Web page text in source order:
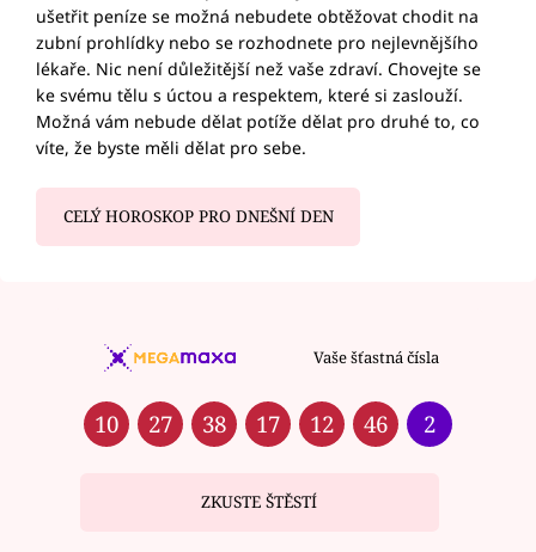
ušetřit peníze se možná nebudete obtěžovat chodit na
zubní prohlídky nebo se rozhodnete pro nejlevnějšího
lékaře. Nic není důležitější než vaše zdraví. Chovejte se
ke svému tělu s úctou a respektem, které si zaslouží.
Možná vám nebude dělat potíže dělat pro druhé to, co
víte, že byste měli dělat pro sebe.
CELÝ HOROSKOP PRO DNEŠNÍ DEN
Vaše šťastná čísla
10 27 38 17 12 46 2
ZKUSTE ŠTĚSTÍ